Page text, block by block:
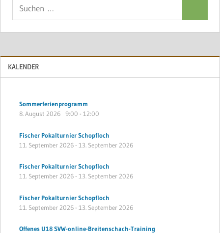
KALENDER
Sommerferienprogramm
8. August 2026 9:00 - 12:00
Fischer Pokalturnier Schopfloch
11. September 2026- 13. September 2026
Fischer Pokalturnier Schopfloch
11. September 2026- 13. September 2026
Fischer Pokalturnier Schopfloch
11. September 2026- 13. September 2026
Offenes U18 SVW-online-Breitenschach-Training